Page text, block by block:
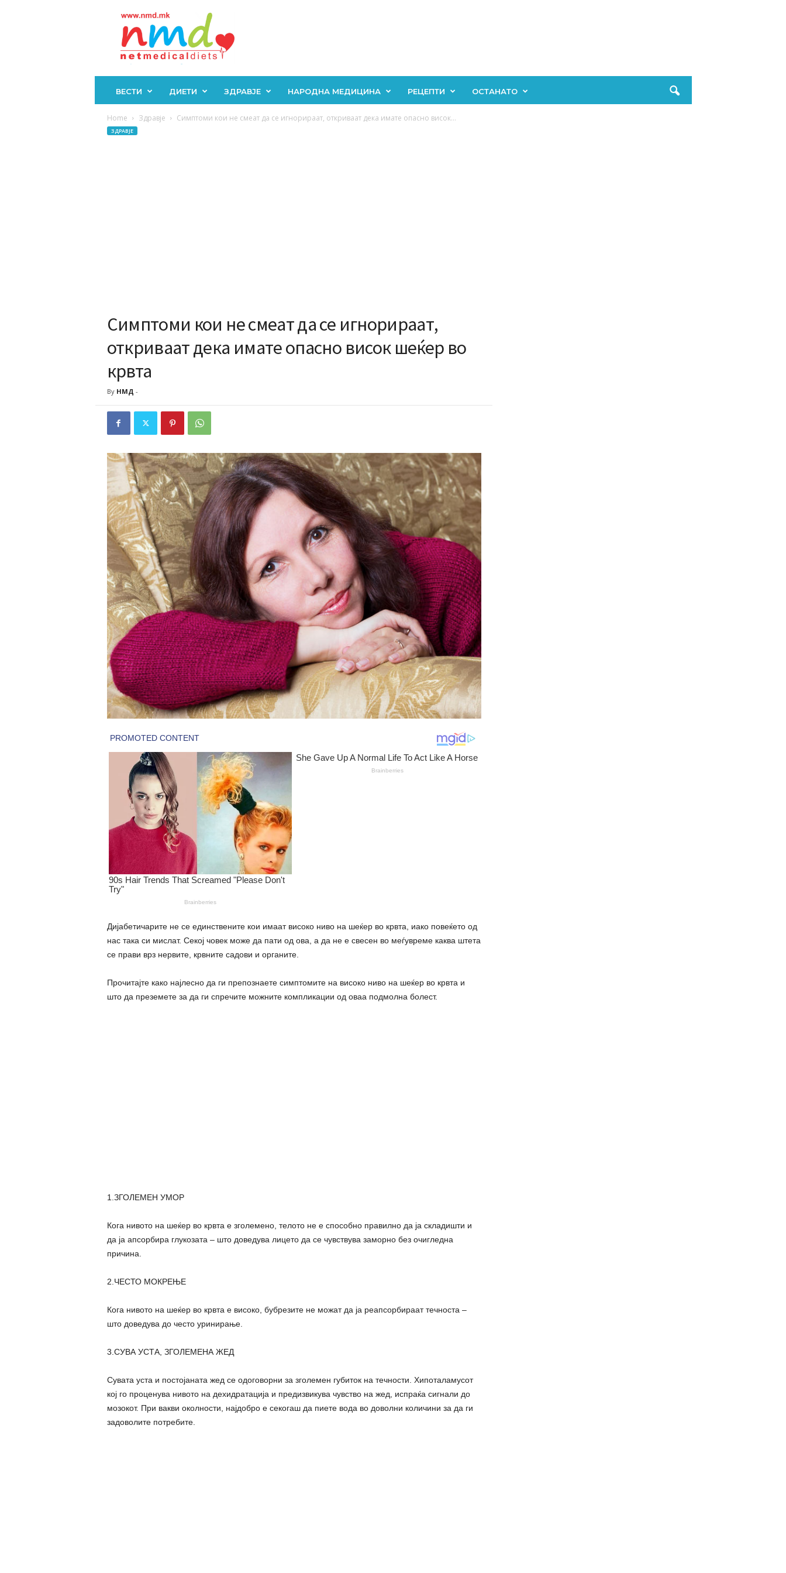
ВЕСТИ ДИЕТИ ЗДРАВЈЕ НАРОДНА МЕДИЦИНА РЕЦЕПТИ ОСТАНАТО
Home Здравје Симптоми кои не смеат да се игнорираат, откриваат дека имате опасно висок...
ЗДРАВЈЕ
Симптоми кои не смеат да се игнорираат,
откриваат дека имате опасно висок шеќер во
крвта
By НМД -
Дијабетичарите не се единствените кои имаат високо ниво на шеќер во крвта, иако повеќето од
нас така си мислат. Секој човек може да пати од ова, а да не е свесен во меѓувреме каква штета
се прави врз нервите, крвните садови и органите.
Прочитајте како најлесно да ги препознаете симптомите на високо ниво на шеќер во крвта и
што да преземете за да ги спречите можните компликации од оваа подмолна болест.
1.ЗГОЛЕМЕН УМОР
Кога нивото на шеќер во крвта е зголемено, телото не е способно правилно да ја складишти и
да ја апсорбира глукозата – што доведува лицето да се чувствува заморно без очигледна
причина.
2.ЧЕСТО МОКРЕЊЕ
Кога нивото на шеќер во крвта е високо, бубрезите не можат да ја реапсорбираат течноста –
што доведува до често уринирање.
3.СУВА УСТА, ЗГОЛЕМЕНА ЖЕД
Сувата уста и постојаната жед се одоговорни за зголемен губиток на течности. Хипоталамусот
кој го проценува нивото на дехидратација и предизвикува чувство на жед, испраќа сигнали до
мозокот. При вакви околности, најдобро е секогаш да пиете вода во доволни количини за да ги
задоволите потребите.